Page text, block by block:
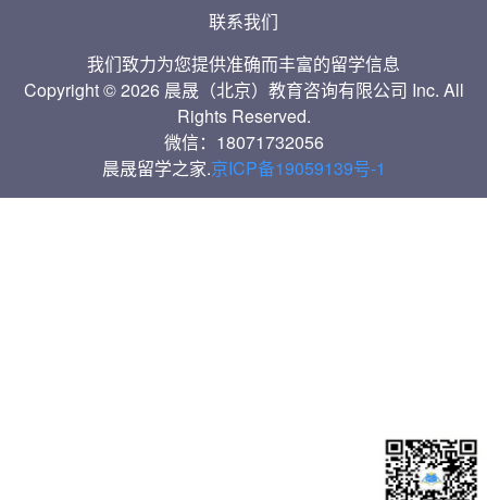
联系我们
我们致力为您提供准确而丰富的留学信息
Copyright © 2026 晨晟（北京）教育咨询有限公司 Inc. All
Rights Reserved.
微信：18071732056
晨晟留学之家.京ICP备19059139号-1